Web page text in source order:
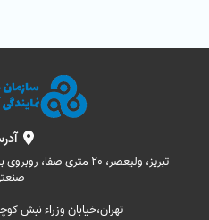
تبریز، ولیعصر، 20 متری
تهران،خیابان وزراء نبش